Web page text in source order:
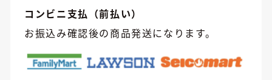
コンビニ支払（前払い）
お振込み確認後の商品発送になります。